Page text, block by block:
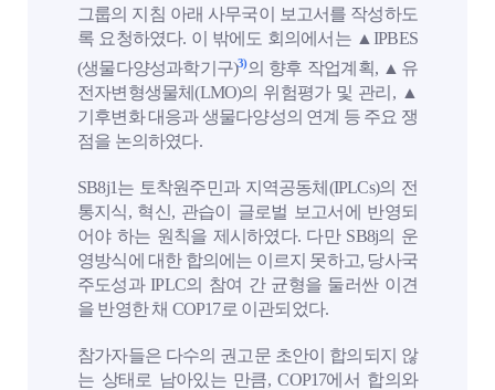
그룹의 지침 아래 사무국이 보고서를 작성하도
록 요청하였다. 이 밖에도 회의에서는 ▲IPBES
(생물다양성과학기구)3)의 향후 작업계획, ▲유
전자변형생물체(LMO)의 위험평가 및 관리, ▲
기후변화 대응과 생물다양성의 연계 등 주요 쟁
점을 논의하였다.
SB8j1는 토착원주민과 지역공동체(IPLCs)의 전
통지식, 혁신, 관습이 글로벌 보고서에 반영되
어야 하는 원칙을 제시하였다. 다만 SB8j의 운
영방식에 대한 합의에는 이르지 못하고, 당사국
주도성과 IPLC의 참여 간 균형을 둘러싼 이견
을 반영한 채 COP17로 이관되었다.
참가자들은 다수의 권고문 초안이 합의되지 않
는 상태로 남아있는 만큼, COP17에서 합의와